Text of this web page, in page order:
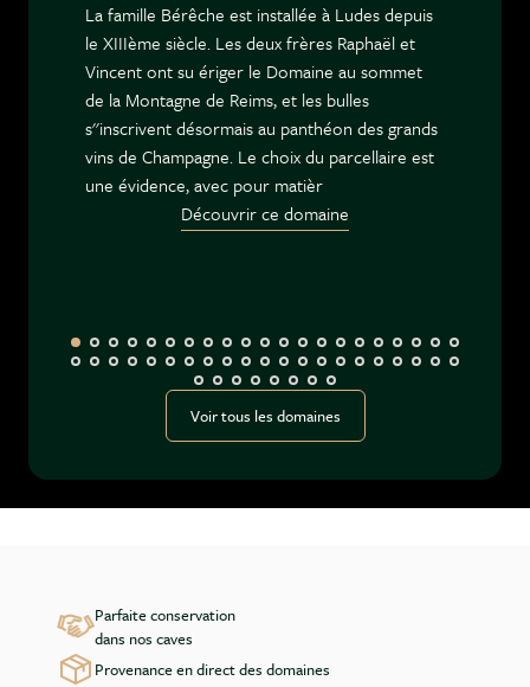
La famille Bérêche est installée à Ludes depuis
le XIIIème siècle. Les deux frères Raphaël et
Vincent ont su ériger le Domaine au sommet
de la Montagne de Reims, et les bulles
s''inscrivent désormais au panthéon des grands
vins de Champagne. Le choix du parcellaire est
une évidence, avec pour matièr
Découvrir ce domaine
Voir tous les domaines
Parfaite conservation
dans nos caves
Provenance en direct des domaines